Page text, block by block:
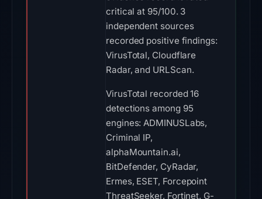
critical at 95/100. 3
independent sources
recorded positive findings:
VirusTotal, Cloudflare
Radar, and URLScan.
VirusTotal recorded 16
detections among 95
engines: ADMINUSLabs,
Criminal IP,
alphaMountain.ai,
BitDefender, CyRadar,
Ermes, ESET, Forcepoint
ThreatSeeker, Fortinet, G-